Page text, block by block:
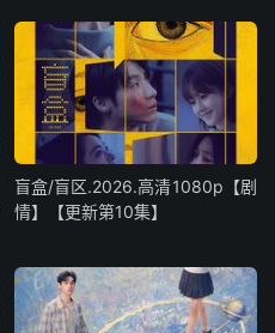
盲盒/盲区.2026.高清1080p【剧
情】【更新第10集】